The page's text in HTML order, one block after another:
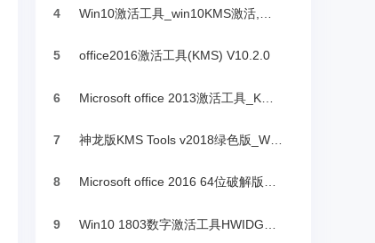
4
5 office2016激活工具(KMS) V10.2.0
6
7
8 Microsoft office 2016 64位破解版下载
9